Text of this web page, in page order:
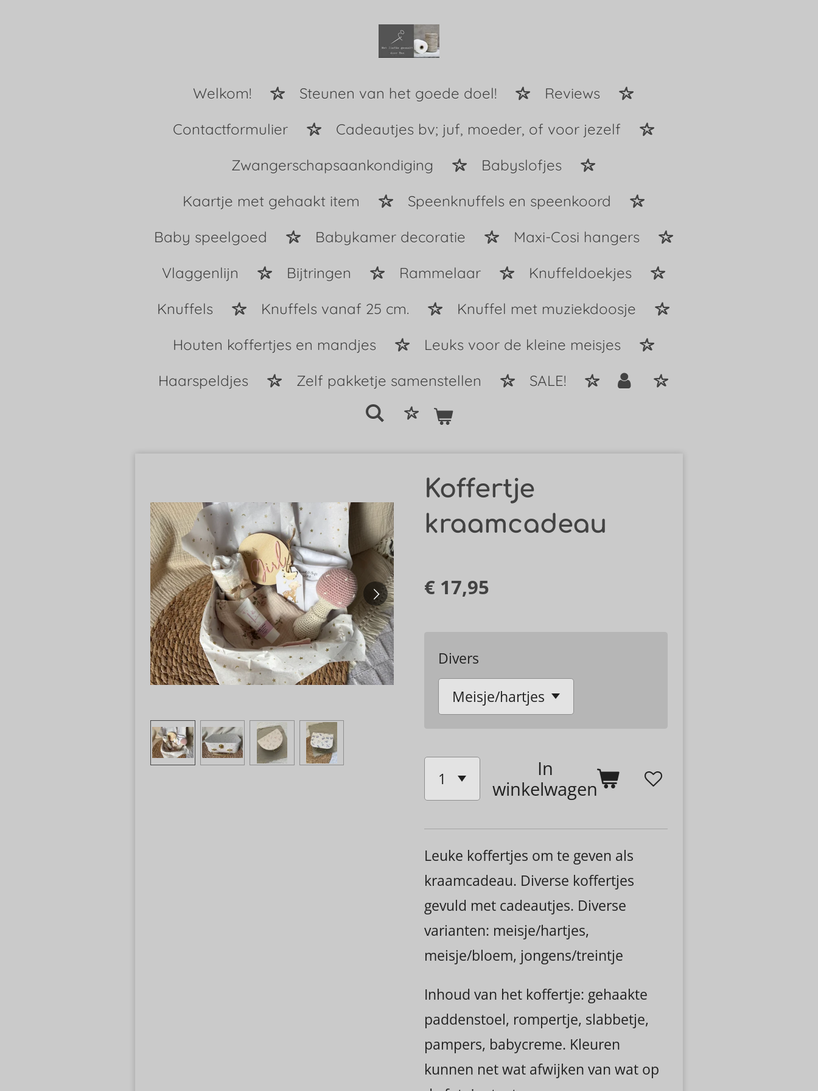
Welkom! Steunen van het goede doel!
Reviews
Contactformulier
Cadeautjes bv; juf, moeder, of voor jezelf
Zwangerschapsaankondiging
Babyslofjes
Kaartje met gehaakt item
Speenknuffels en speenkoord
Baby speelgoed
Babykamer decoratie
Maxi-Cosi hangers
Vlaggenlijn
Bijtringen Rammelaar
Knuffeldoekjes
Knuffels
Knuffels vanaf 25 cm.
Knuffel met muziekdoosje
Houten koffertjes en mandjes
Leuks voor de kleine meisjes
Haarspeldjes
Zelf pakketje samenstellen SALE!
Koffertje
kraamcadeau
€ 17,95
Divers
In
winkelwagen
Leuke koffertjes om te geven als
kraamcadeau. Diverse koffertjes
gevuld met cadeautjes. Diverse
varianten: meisje/hartjes,
meisje/bloem, jongens/treintje
Inhoud van het koffertje: gehaakte
paddenstoel, rompertje, slabbetje,
pampers, babycreme. Kleuren
kunnen net wat afwijken van wat op